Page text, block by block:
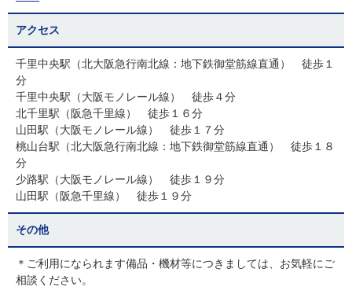
アクセス
千里中央駅（北大阪急行南北線：地下鉄御堂筋線直通） 徒歩１
分
千里中央駅（大阪モノレール線） 徒歩４分
北千里駅（阪急千里線） 徒歩１６分
山田駅（大阪モノレール線） 徒歩１７分
桃山台駅（北大阪急行南北線：地下鉄御堂筋線直通） 徒歩１８
分
少路駅（大阪モノレール線） 徒歩１９分
山田駅（阪急千里線） 徒歩１９分
その他
＊ご利用になられます備品・機材等につきましては、お気軽にご
相談ください。